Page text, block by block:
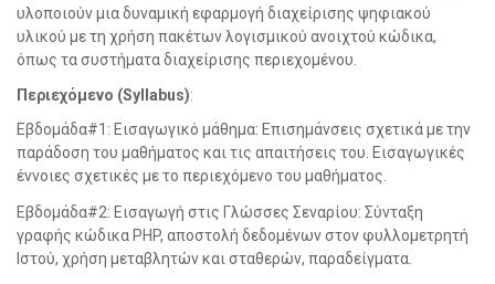
υλοποιούν μια δυναμική εφαρμογή διαχείρισης ψηφιακού
υλικού με τη χρήση πακέτων λογισμικού ανοιχτού κώδικα,
όπως τα συστήματα διαχείρισης περιεχομένου.
Περιεχόμενο (Syllabus):
Εβδομάδα#1: Εισαγωγικό μάθημα: Επισημάνσεις σχετικά με την
παράδοση του μαθήματος και τις απαιτήσεις του. Εισαγωγικές
έννοιες σχετικές με το περιεχόμενο του μαθήματος.
Εβδομάδα#2: Εισαγωγή στις Γλώσσες Σεναρίου: Σύνταξη
γραφής κώδικα PHP, αποστολή δεδομένων στον φυλλομετρητή
Ιστού, χρήση μεταβλητών και σταθερών, παραδείγματα.